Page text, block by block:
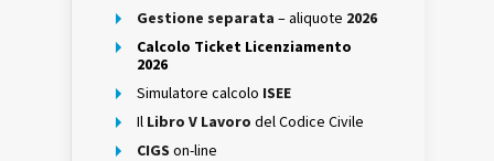
Gestione separata – aliquote 2026
Calcolo Ticket Licenziamento
2026
Simulatore calcolo ISEE
Il Libro V Lavoro del Codice Civile
CIGS on-line